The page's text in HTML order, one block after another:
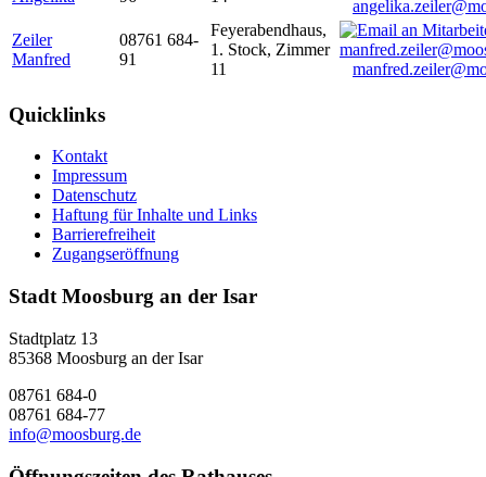
Zeiler
Manfred
08761 684-
91
Feyerabendhaus,
1. Stock, Zimmer
11
Quicklinks
Kontakt
Impressum
Datenschutz
Haftung für Inhalte und Links
Barrierefreiheit
Zugangseröffnung
Stadt Moosburg an der Isar
Stadtplatz 13
85368 Moosburg an der Isar
08761 684-0
08761 684-77
info@moosburg.de